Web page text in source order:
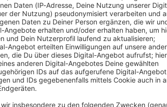
mit Tony Campos:
Acts der aktuellen Rock- und Metal-
aus über den Schweiß und die
ihr euch als Fans freuen könnt. Er
und beweist mal wieder, warum der